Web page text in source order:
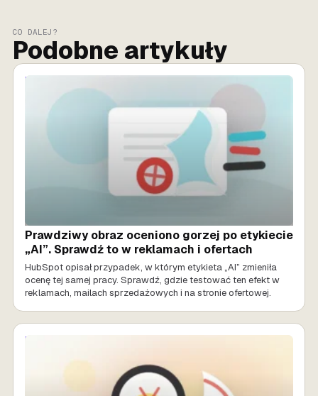
CO DALEJ?
Podobne artykuły
MARKETING AI
Prawdziwy obraz oceniono gorzej po etykiecie
„AI”. Sprawdź to w reklamach i ofertach
HubSpot opisał przypadek, w którym etykieta „AI” zmieniła
ocenę tej samej pracy. Sprawdź, gdzie testować ten efekt w
reklamach, mailach sprzedażowych i na stronie ofertowej.
MARKETING AI